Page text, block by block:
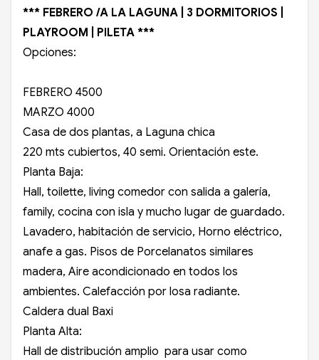
*** FEBRERO /A LA LAGUNA | 3 DORMITORIOS |
PLAYROOM | PILETA ***
Opciones:
FEBRERO 4500
MARZO 4000
Casa de dos plantas, a Laguna chica
220 mts cubiertos, 40 semi. Orientación este.
Planta Baja:
Hall, toilette, living comedor con salida a galería,
family, cocina con isla y mucho lugar de guardado.
Lavadero, habitación de servicio, Horno eléctrico,
anafe a gas. Pisos de Porcelanatos similares
madera, Aire acondicionado en todos los
ambientes. Calefacción por losa radiante.
Caldera dual Baxi
Planta Alta:
Hall de distribución amplio para usar como